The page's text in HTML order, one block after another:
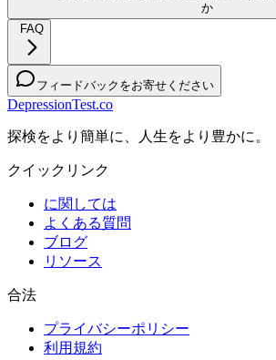
か
FAQ
フィードバックをお寄せください
DepressionTest.co
探検をより簡単に、人生をより豊かに。
クイックリンク
に関しては
よくある質問
ブログ
リソース
合法
プライバシーポリシー
利用規約